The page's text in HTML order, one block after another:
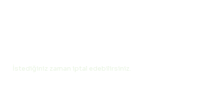
İstediğiniz zaman iptal edebilirsiniz.